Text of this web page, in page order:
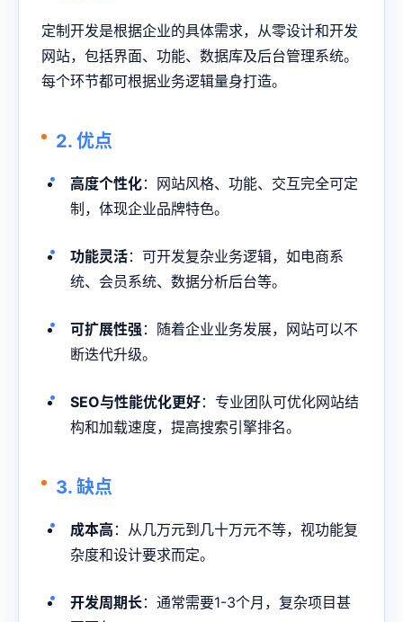
定制开发是根据企业的具体需求，从零设计和开发
网站，包括界面、功能、数据库及后台管理系统。
每个环节都可根据业务逻辑量身打造。
2. 优点
高度个性化：网站风格、功能、交互完全可定
制，体现企业品牌特色。
功能灵活：可开发复杂业务逻辑，如电商系
统、会员系统、数据分析后台等。
可扩展性强 ：随着企业业务发展，网站可以不
断迭代升级。
SEO与性能优化更好：专业团队可优化网站结
构和加载速度，提高搜索引擎排名。
3. 缺点
成本高 ：从几万元到几十万元不等，视功能复
杂度和设计要求而定。
开发周期长：通常需要1-3个月，复杂项目甚